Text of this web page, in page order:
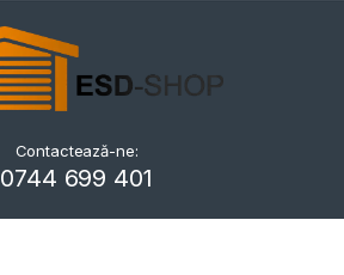
Kriszta
Typically replies within a day
Contactează-ne:
0744 699 401